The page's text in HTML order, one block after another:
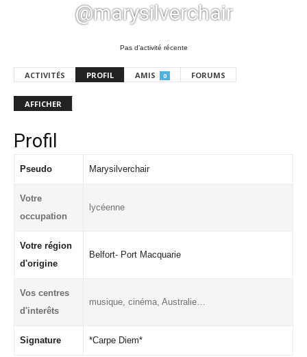
@marysilverchair
Pas d’activité récente
ACTIVITÉS PROFIL AMIS 0 FORUMS
AFFICHER
Profil
Pseudo Marysilverchair
Votre
occupation
lycéenne
Votre région
d'origine
Belfort- Port Macquarie
Vos centres
d'interêts
musique, cinéma, Australie…
Signature *Carpe Diem*